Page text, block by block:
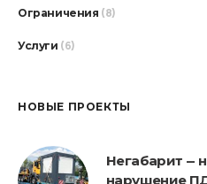
Ограничения (8)
Услуги (6)
НОВЫЕ ПРОЕКТЫ
Негабарит —
нарушение